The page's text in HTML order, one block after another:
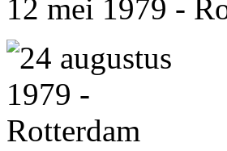
12 mei 1979 -